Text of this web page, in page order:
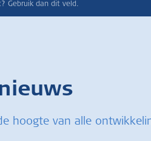
Gebruik dan dit veld.
hoogte van alle